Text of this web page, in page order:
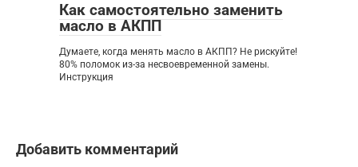
Как самостоятельно заменить
масло в АКПП
Думаете, когда менять масло в АКПП? Не рискуйте!
80% поломок из-за несвоевременной замены.
Инструкция
Добавить комментарий